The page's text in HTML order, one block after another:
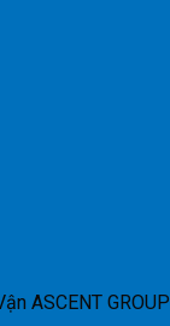
ASCENT GROUP